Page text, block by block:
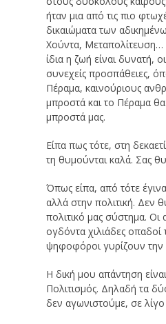
ήταν μια από τις πιο
δικαιώματα των
Χούντα, Μεταπολίτευση…
ίδια η ζωή είναι δυνατή,
συνεχείς προσπάθειες,
Πέραμα, καινούριους
μπροστά και το Πέραμα
μπροστά μας.
Είπα πως τότε, στη
τη θυμούνται καλά. Σας
Όπως είπα, από τότε
αλλά στην πολιτική. Δεν
πολιτικό μας σύστημα. Οι
ογδόντα χιλιάδες
ψηφοφόροι γυρίζουν
Η δική μου απάντηση
Πολιτισμός. Δηλαδή τα
δεν αγωνιστούμε, σε λίγο